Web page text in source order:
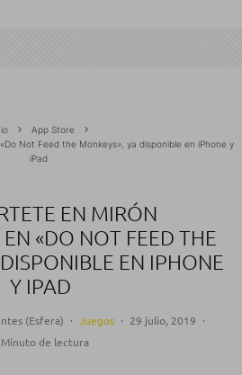
App Store
Not Feed the Monkeys», ya disponible en iPhone y
iPad
EN MIRÓN
«DO NOT FEED THE
EN IPHONE
Y IPAD
(Esfera) · Juegos · 29 julio, 2019 ·
Minuto de lectura